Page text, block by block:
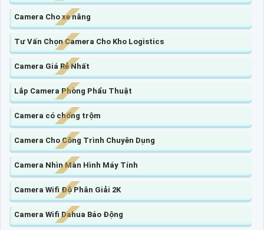
Camera Cho xe nâng
Tư Vấn Chọn Camera Cho Kho Logistics
Camera Giá Rẻ Nhất
Lắp Camera Phòng Phẩu Thuật
Camera có chống trộm
Camera Cho Công Trình Chuyên Dụng
Camera Nhìn Màn Hình Máy Tính
Camera Wifi Độ Phân Giải 2K
Camera Wifi Dahua Báo Động